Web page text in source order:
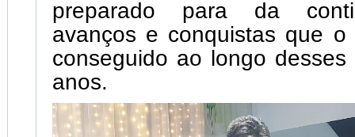
preparado para da
avanços e conquistas que o
conseguido ao longo desses
anos.